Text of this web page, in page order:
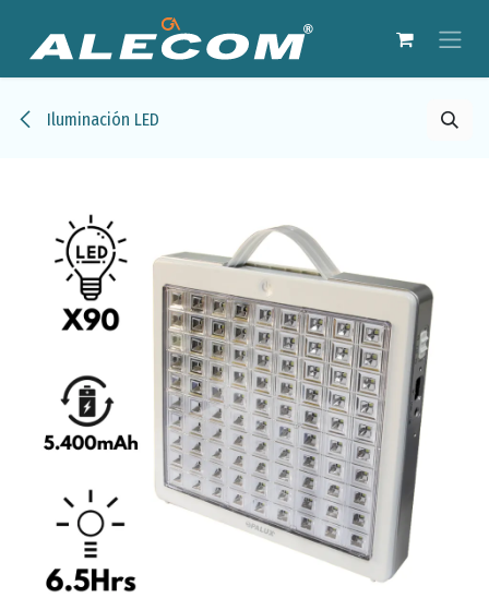
Iluminación LED